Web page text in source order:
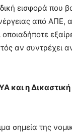
εισφορά που
από ΑΠΕ,
αν συντρέχει
και η
σημεία της